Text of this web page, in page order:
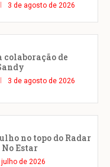
3 de agosto de 2026
colaboração de
3 de agosto de 2026
no topo do Radar
Estar
julho de 2026